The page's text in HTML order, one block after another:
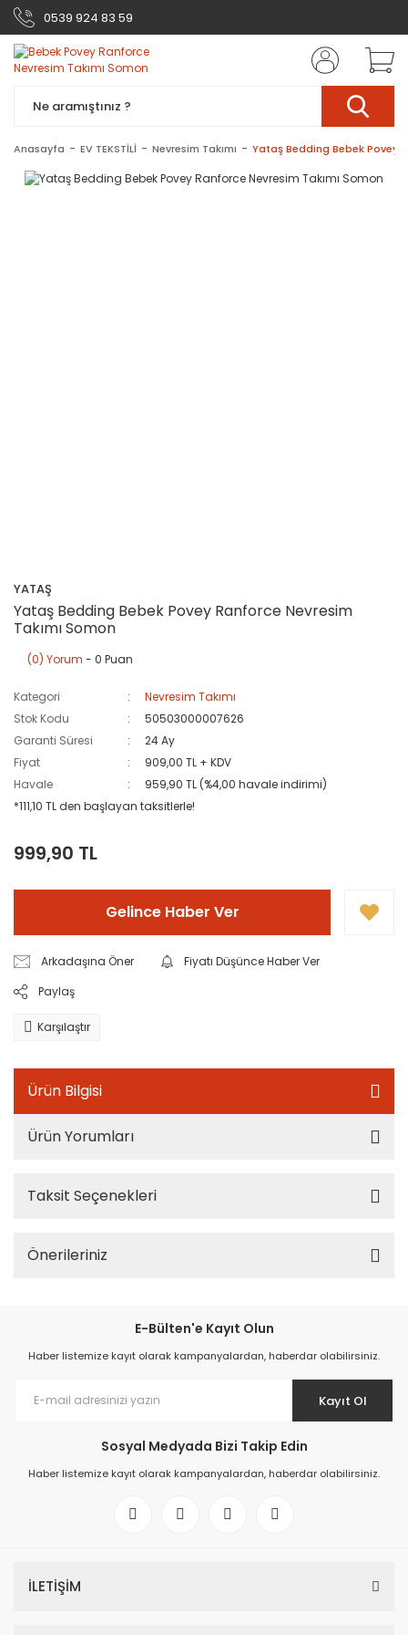
0539 924 83 59
Anasayfa EV TEKSTİLİ Nevresim Takımı Yataş Bedding Bebek Povey
YATAŞ
Yataş Bedding Bebek Povey Ranforce Nevresim
Takımı Somon
(0) Yorum - 0 Puan
Kategori
Nevresim Takımı
Stok Kodu
50503000007626
Garanti Süresi
24 Ay
Fiyat
909,00 TL + KDV
Havale
959,90 TL (%4,00 havale indirimi)
*111,10 TL den başlayan taksitlerle!
999,90 TL
Gelince Haber Ver
Arkadaşına Öner
Fiyatı Düşünce Haber Ver
Paylaş
Karşılaştır
Ürün Bilgisi
Ürün Yorumları
Taksit Seçenekleri
Önerileriniz
E-Bülten'e Kayıt Olun
Haber listemize kayıt olarak kampanyalardan, haberdar olabilirsiniz.
Kayıt Ol
Sosyal Medyada Bizi Takip Edin
Haber listemize kayıt olarak kampanyalardan, haberdar olabilirsiniz.
İLETİŞİM